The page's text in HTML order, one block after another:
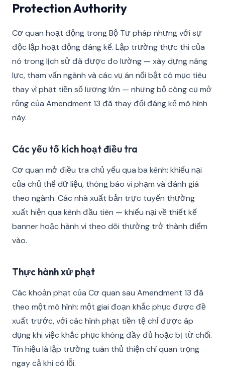
Protection Authority
Cơ quan hoạt động trong Bộ Tư pháp nhưng với sự
độc lập hoạt động đáng kể. Lập trường thực thi của
nó trong lịch sử đã được đo lường — xây dựng năng
lực, tham vấn ngành và các vụ án nổi bật có mục tiêu
thay vì phạt tiền số lượng lớn — nhưng bộ công cụ mở
rộng của Amendment 13 đã thay đổi đáng kể mô hình
này.
Các yếu tố kích hoạt điều tra
Cơ quan mở điều tra chủ yếu qua ba kênh: khiếu nại
của chủ thể dữ liệu, thông báo vi phạm và đánh giá
theo ngành. Các nhà xuất bản trực tuyến thường
xuất hiện qua kênh đầu tiên — khiếu nại về thiết kế
banner hoặc hành vi theo dõi thường trở thành điểm
vào.
Thực hành xử phạt
Các khoản phạt của Cơ quan sau Amendment 13 đã
theo một mô hình: một giai đoạn khắc phục được đề
xuất trước, với các hình phạt tiền tệ chỉ được áp
dụng khi việc khắc phục không đầy đủ hoặc bị từ chối.
Tín hiệu là lập trường tuân thủ thiện chí quan trọng
ngay cả khi có lỗi.